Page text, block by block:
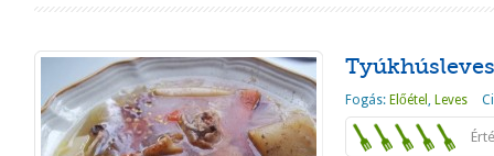
Fogás: Előétel , Leves